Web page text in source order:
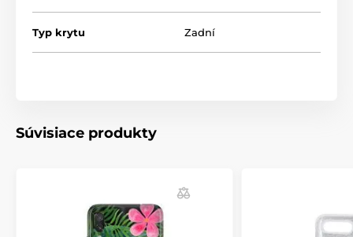
Typ krytu Zadní
Súvisiace produkty